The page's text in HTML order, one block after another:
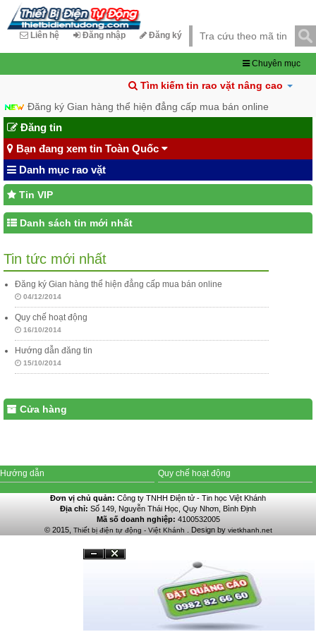
Liên hệ Đăng nhập Đăng ký
Chuyên mục
Tìm kiếm tin rao vặt nâng cao
Đăng ký Gian hàng thể hiện đẳng cấp mua bán online
Đăng tin
Bạn đang xem tin Toàn Quốc
Danh mục rao vặt
Tin VIP
Danh sách tin mới nhất
Tin tức mới nhất
Đăng ký Gian hàng thể hiện đẳng cấp mua bán online
04/12/2014
Quy chế hoạt động
16/10/2014
Hướng dẫn đăng tin
15/10/2014
Cửa hàng
Hướng dẫn Quy chế hoạt động
Đơn vị chủ quản: Công ty TNHH Điện tử - Tin học Việt Khánh
Địa chỉ: Số 149, Nguyễn Thái Học, Quy Nhơn, Bình Định
Mã số doanh nghiệp: 4100532005
© 2015, Thiết bị điện tự động - Việt Khánh . Design by vietkhanh.net